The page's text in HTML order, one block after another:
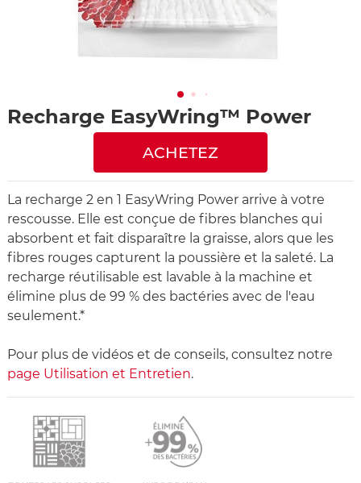
Recharge EasyWring™ Power
ACHETEZ
La recharge 2 en 1 EasyWring Power arrive à votre
rescousse. Elle est conçue de fibres blanches qui
absorbent et fait disparaître la graisse, alors que les
fibres rouges capturent la poussière et la saleté. La
recharge réutilisable est lavable à la machine et
élimine plus de 99 % des bactéries avec de l'eau
seulement.*
Pour plus de vidéos et de conseils, consultez notre
page Utilisation et Entretien.